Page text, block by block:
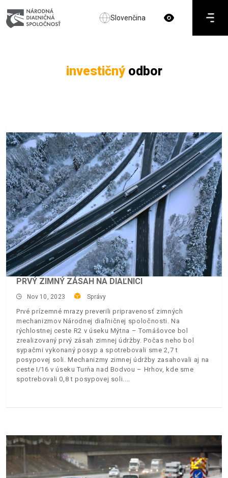
Slovenčina
investičnýodbor
PRVÝ ZIMNÝ ZÁSAH NA DIAĽNICI
Nov 10, 2023 Správy
Prvé prízemné mrazy preverili pripravenosť zimných
mechanizmov Národnej diaľničnej spoločnosti. Na
rýchlostnej ceste R2 v úseku Mýtna – Tomášovce bol
zrealizovaný prvý zásah zimnej údržby. Počas neho bol
sypačmi vykonaný posyp a spotrebovali sme 2,7 t
posypovej soli. Mechanizmy zimnej údržby zasahovali aj na
ceste I/16 v úseku Turňa nad Bodvou – Hrhov, kde sme
spotrebovali 0,8 t posypovej soli.